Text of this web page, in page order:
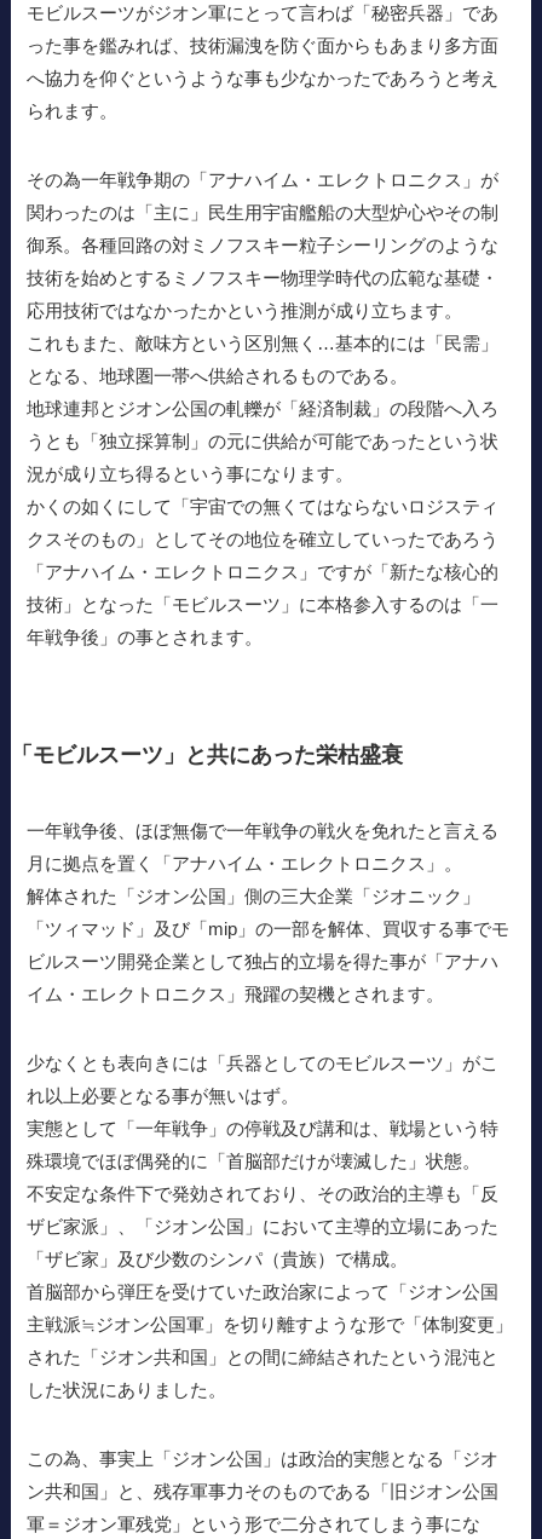
モビルスーツがジオン軍にとって言わば「秘密兵器」であ
った事を鑑みれば、技術漏洩を防ぐ面からもあまり多方面
へ協力を仰ぐというような事も少なかったであろうと考え
られます。
その為一年戦争期の「アナハイム・エレクトロニクス」が
関わったのは「主に」民生用宇宙艦船の大型炉心やその制
御系。各種回路の対ミノフスキー粒子シーリングのような
技術を始めとするミノフスキー物理学時代の広範な基礎・
応用技術ではなかったかという推測が成り立ちます。
これもまた、敵味方という区別無く…基本的には「民需」
となる、地球圏一帯へ供給されるものである。
地球連邦とジオン公国の軋轢が「経済制裁」の段階へ入ろ
うとも「独立採算制」の元に供給が可能であったという状
況が成り立ち得るという事になります。
かくの如くにして「宇宙での無くてはならないロジスティ
クスそのもの」としてその地位を確立していったであろう
「アナハイム・エレクトロニクス」ですが「新たな核心的
技術」となった「モビルスーツ」に本格参入するのは「一
年戦争後」の事とされます。
「モビルスーツ」と共にあった栄枯盛衰
一年戦争後、ほぼ無傷で一年戦争の戦火を免れたと言える
月に拠点を置く「アナハイム・エレクトロニクス」。
解体された「ジオン公国」側の三大企業「ジオニック」
「ツィマッド」及び「mip」の一部を解体、買収する事でモ
ビルスーツ開発企業として独占的立場を得た事が「アナハ
イム・エレクトロニクス」飛躍の契機とされます。
少なくとも表向きには「兵器としてのモビルスーツ」がこ
れ以上必要となる事が無いはず。
実態として「一年戦争」の停戦及び講和は、戦場という特
殊環境でほぼ偶発的に「首脳部だけが壊滅した」状態。
不安定な条件下で発効されており、その政治的主導も「反
ザビ家派」、「ジオン公国」において主導的立場にあった
「ザビ家」及び少数のシンパ（貴族）で構成。
首脳部から弾圧を受けていた政治家によって「ジオン公国
主戦派≒ジオン公国軍」を切り離すような形で「体制変更」
された「ジオン共和国」との間に締結されたという混沌と
した状況にありました。
この為、事実上「ジオン公国」は政治的実態となる「ジオ
ン共和国」と、残存軍事力そのものである「旧ジオン公国
軍＝ジオン軍残党」という形で二分されてしまう事にな